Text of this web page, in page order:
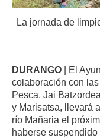
La jornada de
DURANGO | El
colaboración con
Pesca, Jai
y Marisatsa, llevará
río Mañaria el
haberse